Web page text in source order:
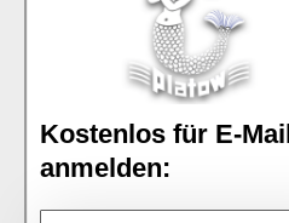
Kostenlos für E-
anmelden: